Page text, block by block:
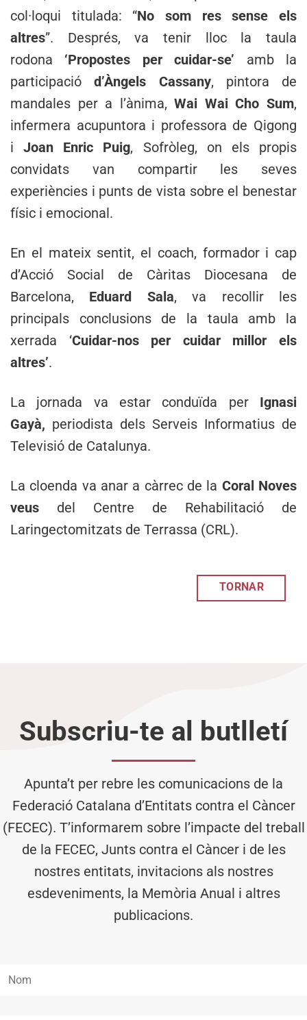
col·loqui titulada: “No som res sense els
altres”. Després, va tenir lloc la taula
rodona ‘Propostes per cuidar-se’ amb la
participaciód’Àngels Cassany, pintora de
mandales per a l’ànima,Wai Wai Cho Sum,
infermera acupuntora i professora de Qigong
iJoan Enric Puig, Sofròleg, on els propis
convidats van compartir les seves
experiències i punts de vista sobre el benestar
físic i emocional.
En el mateix sentit, el coach, formador i cap
d’Acció Social de Càritas Diocesana de
Barcelona, Eduard Sala, va recollir les
principals conclusions de la taula amb la
xerrada ‘Cuidar-nos per cuidar millor els
altres’.
La jornada va estar conduïda perIgnasi
Gayà, periodista dels Serveis Informatius de
Televisió de Catalunya.
La cloenda va anar a càrrec de la Coral Noves
veus del Centre de Rehabilitació de
Laringectomitzats de Terrassa (CRL).
TORNAR
Subscriu-te al butlletí
Apunta’t per rebre les comunicacions de la
Federació Catalana d’Entitats contra el Càncer
(FECEC). T’informarem sobre l’impacte del treball
de la FECEC, Junts contra el Càncer i de les
nostres entitats, invitacions als nostres
esdeveniments, la Memòria Anual i altres
publicacions.